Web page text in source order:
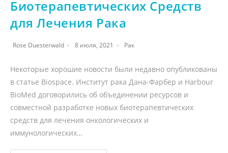
Биотерапевтических Средств
для Лечения Рака
Rose Duesterwald 8 июля, 2021 Рак
Некоторые хорошие новости были недавно опубликованы
в статье Biospace. Институт рака Дана-Фарбер и Harbour
BioMed договорились об объединении ресурсов и
совместной разработке новых биотерапевтических
средств для лечения онкологических и
иммунологических…